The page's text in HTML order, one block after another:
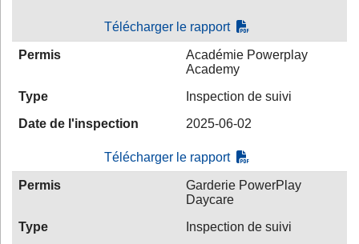
Télécharger le rapport
Permis
Académie Powerplay
Academy
Type
Inspection de suivi
Date de l'inspection
2025-06-02
Télécharger le rapport
Permis
Garderie PowerPlay
Daycare
Type
Inspection de suivi